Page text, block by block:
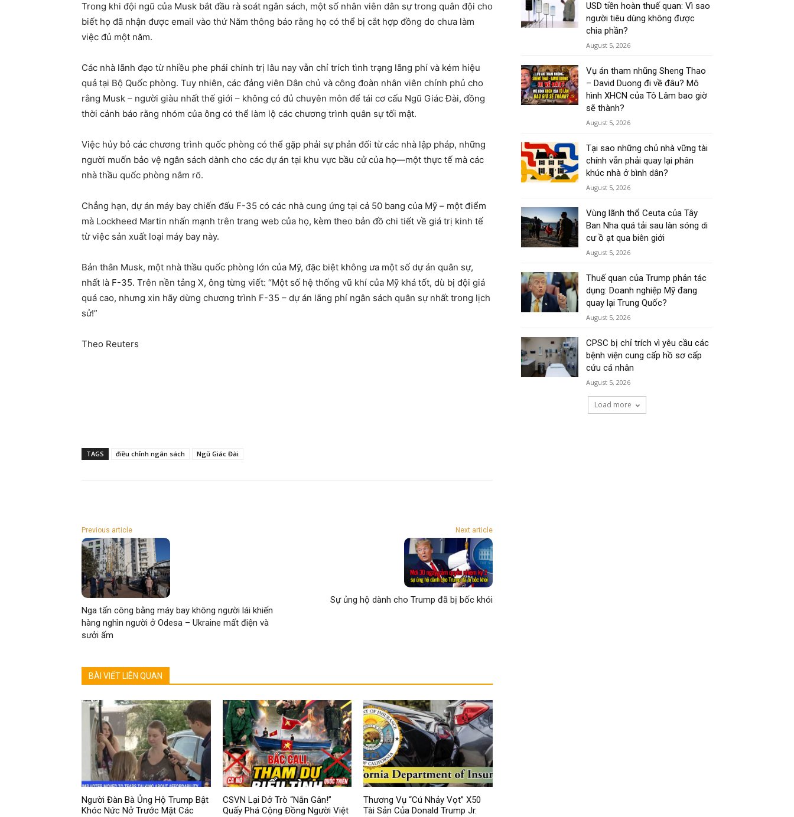
Trong khi đội ngũ của Musk bắt đầu rà soát ngân sách, một số nhân viên dân sự trong quân đội cho
biết họ đã nhận được email vào thứ Năm thông báo rằng họ có thể bị cắt hợp đồng do chưa làm
việc đủ một năm.
Các nhà lãnh đạo từ nhiều phe phái chính trị lâu nay vẫn chỉ trích tình trạng lãng phí và kém hiệu
quả tại Bộ Quốc phòng. Tuy nhiên, các đảng viên Dân chủ và công đoàn nhân viên chính phủ cho
rằng Musk – người giàu nhất thế giới – không có đủ chuyên môn để tái cơ cấu Ngũ Giác Đài, đồng
thời cảnh báo rằng nhóm của ông có thể làm lộ các chương trình quân sự tối mật.
Việc hủy bỏ các chương trình quốc phòng có thể gặp phải sự phản đối từ các nhà lập pháp, những
người muốn bảo vệ ngân sách dành cho các dự án tại khu vực bầu cử của họ—một thực tế mà các
nhà thầu quốc phòng nắm rõ.
Chẳng hạn, dự án máy bay chiến đấu F-35 có các nhà cung ứng tại cả 50 bang của Mỹ – một điểm
mà Lockheed Martin nhấn mạnh trên trang web của họ, kèm theo bản đồ chi tiết về giá trị kinh tế
từ việc sản xuất loại máy bay này.
Bản thân Musk, một nhà thầu quốc phòng lớn của Mỹ, đặc biệt không ưa một số dự án quân sự,
nhất là F-35. Trên nền tảng X, ông từng viết: “Một số hệ thống vũ khí của Mỹ khá tốt, dù bị đội giá
quá cao, nhưng xin hãy dừng chương trình F-35 – dự án lãng phí ngân sách quân sự nhất trong lịch
sử!”
Theo Reuters
TAGS điều chỉnh ngân sách Ngũ Giác Đài
Previous article
Nga tấn công bằng máy bay không người lái khiến
hàng nghìn người ở Odesa – Ukraine mất điện và
sưởi ấm
Next article
Sự ủng hộ dành cho Trump đã bị bốc khói
BÀI VIẾT LIÊN QUAN
Người Đàn Bà Ủng Hộ Trump Bật
Khóc Nức Nở Trước Mặt Các
CSVN Lại Dở Trò “Nắn Gân!”
Quấy Phá Cộng Đồng Người Việt
Thương Vụ “Cú Nhảy Vọt” X50
Tài Sản Của Donald Trump Jr.
USD tiền hoàn thuế quan: Vì sao
người tiêu dùng không được
chia phần?
August 5, 2026
Vụ án tham nhũng Sheng Thao
– David Duong đi về đâu? Mô
hình XHCN của Tô Lâm bao giờ
sẽ thành?
August 5, 2026
Tại sao những chủ nhà vững tài
chính vẫn phải quay lại phân
khúc nhà ở bình dân?
August 5, 2026
Vùng lãnh thổ Ceuta của Tây
Ban Nha quá tải sau làn sóng di
cư ồ ạt qua biên giới
August 5, 2026
Thuế quan của Trump phản tác
dụng: Doanh nghiệp Mỹ đang
quay lại Trung Quốc?
August 5, 2026
CPSC bị chỉ trích vì yêu cầu các
bệnh viện cung cấp hồ sơ cấp
cứu cá nhân
August 5, 2026
Load more